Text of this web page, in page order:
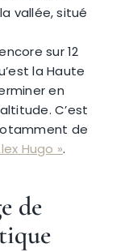
vallée, situé
sur 12
la Haute
en
C’est
de
Hugo ».
de